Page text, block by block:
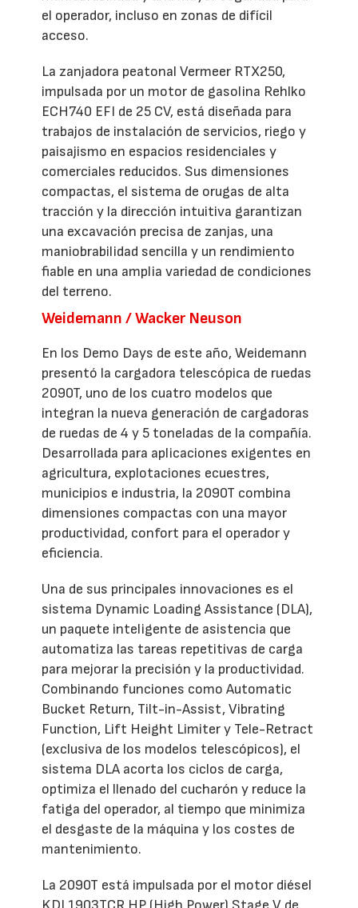
el operador, incluso en zonas de difícil
acceso.
La zanjadora peatonal Vermeer RTX250,
impulsada por un motor de gasolina Rehlko
ECH740 EFI de 25 CV, está diseñada para
trabajos de instalación de servicios, riego y
paisajismo en espacios residenciales y
comerciales reducidos. Sus dimensiones
compactas, el sistema de orugas de alta
tracción y la dirección intuitiva garantizan
una excavación precisa de zanjas, una
maniobrabilidad sencilla y un rendimiento
fiable en una amplia variedad de condiciones
del terreno.
Weidemann / Wacker Neuson
En los Demo Days de este año, Weidemann
presentó la cargadora telescópica de ruedas
2090T, uno de los cuatro modelos que
integran la nueva generación de cargadoras
de ruedas de 4 y 5 toneladas de la compañía.
Desarrollada para aplicaciones exigentes en
agricultura, explotaciones ecuestres,
municipios e industria, la 2090T combina
dimensiones compactas con una mayor
productividad, confort para el operador y
eficiencia.
Una de sus principales innovaciones es el
sistema Dynamic Loading Assistance (DLA),
un paquete inteligente de asistencia que
automatiza las tareas repetitivas de carga
para mejorar la precisión y la productividad.
Combinando funciones como Automatic
Bucket Return, Tilt-in-Assist, Vibrating
Function, Lift Height Limiter y Tele-Retract
(exclusiva de los modelos telescópicos), el
sistema DLA acorta los ciclos de carga,
optimiza el llenado del cucharón y reduce la
fatiga del operador, al tiempo que minimiza
el desgaste de la máquina y los costes de
mantenimiento.
La 2090T está impulsada por el motor diésel